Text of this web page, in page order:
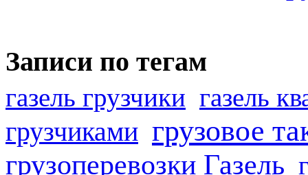
Записи по тегам
газель грузчики газель
грузчиками грузовое
грузоперевозки Газель